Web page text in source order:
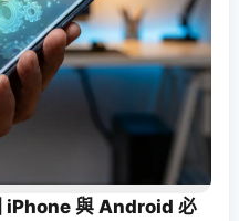
iPhone 與 Android 必